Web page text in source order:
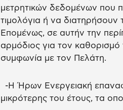
μετρητικών δεδομένων που
τιμολόγια ή να
Επομένως, σε αυτήν την
αρμόδιος για τον
συμφωνία με τον Πελάτη.
-Η Ήρων Ενεργειακή
μικρότερης του έτους, τα